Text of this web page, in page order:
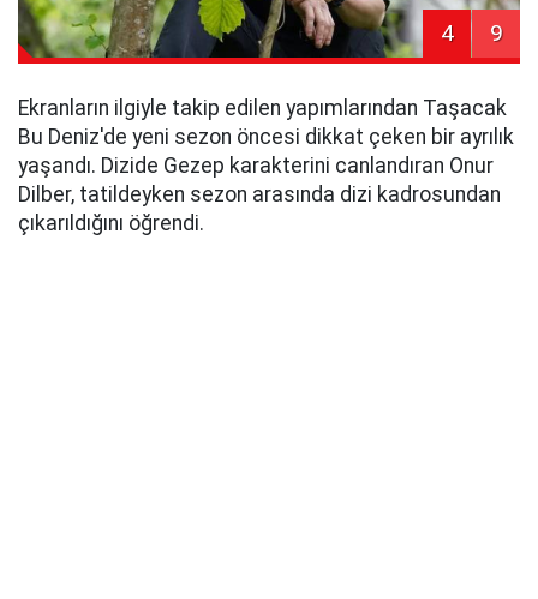
4 9
Ekranların ilgiyle takip edilen yapımlarından Taşacak
Bu Deniz'de yeni sezon öncesi dikkat çeken bir ayrılık
yaşandı. Dizide Gezep karakterini canlandıran Onur
Dilber, tatildeyken sezon arasında dizi kadrosundan
çıkarıldığını öğrendi.